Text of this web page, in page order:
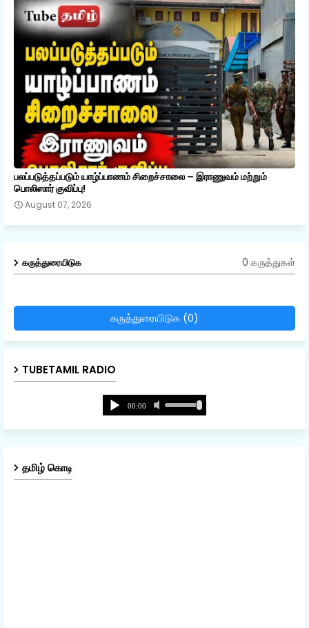
பலப்படுத்தப்படும் யாழ்ப்பாணம் சிறைச்சாலை – இராணுவம் மற்றும்
பொலிஸார் குவிப்பு!
August 07, 2026
கருத்துரையிடுக 0 கருத்துகள்
கருத்துரையிடுக (0)
TUBETAMIL RADIO
தமிழ் கொடி